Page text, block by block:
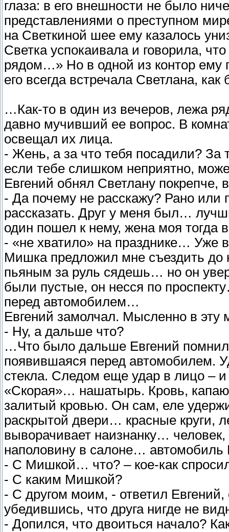
глаза: в его внешности не было
представлениями о преступном
на Светкиной шее ему казалось
Светка успокаивала и говорила,
рядом…» Но в одной из контор ему
его всегда встречала Светлана,
…Как-то в один из вечеров, лежа
давно мучивший ее вопрос. В
освещал их лица.
- Жень, а за что тебя посадили? За
если тебе слишком неприятно,
Евгений обнял Светлану покрепче,
- Да почему не расскажу? Рано или
рассказать. Друг у меня был…
один пошел к нему, жена моя тогда
- «не хватило» на празднике… Уже
Мишка предложил мне съездить до
пьяным за руль сядешь… но он
были пустые, он несся по
перед автомобилем…
Евгений замолчал. Мысленно в
- Ну, а дальше что?
…Что было дальше Евгений помнил
появившаяся перед автомобилем.
стекла. Следом еще удар в лицо –
«Скорая»… нашатырь. Кровь,
залитый кровью. Он сам, еле
раскрытой двери… красные круги,
выворачивает наизнанку…
наполовину в салоне…
- С Мишкой… что? – кое-как
- С каким Мишкой?
- С другом моим, - ответил
убедившись, что друга нигде не
- Допился, что двоиться начало?